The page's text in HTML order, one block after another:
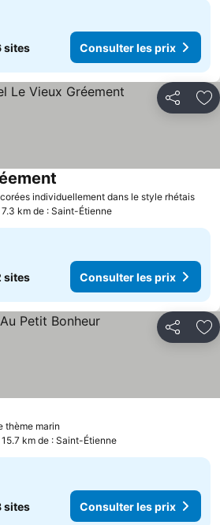
sites Consulter les prix
Partager
individuellement dans le style rhétais
7.3 km de : Saint-Étienne
sites Consulter les prix
Partager
thème marin
15.7 km de : Saint-Étienne
sites Consulter les prix